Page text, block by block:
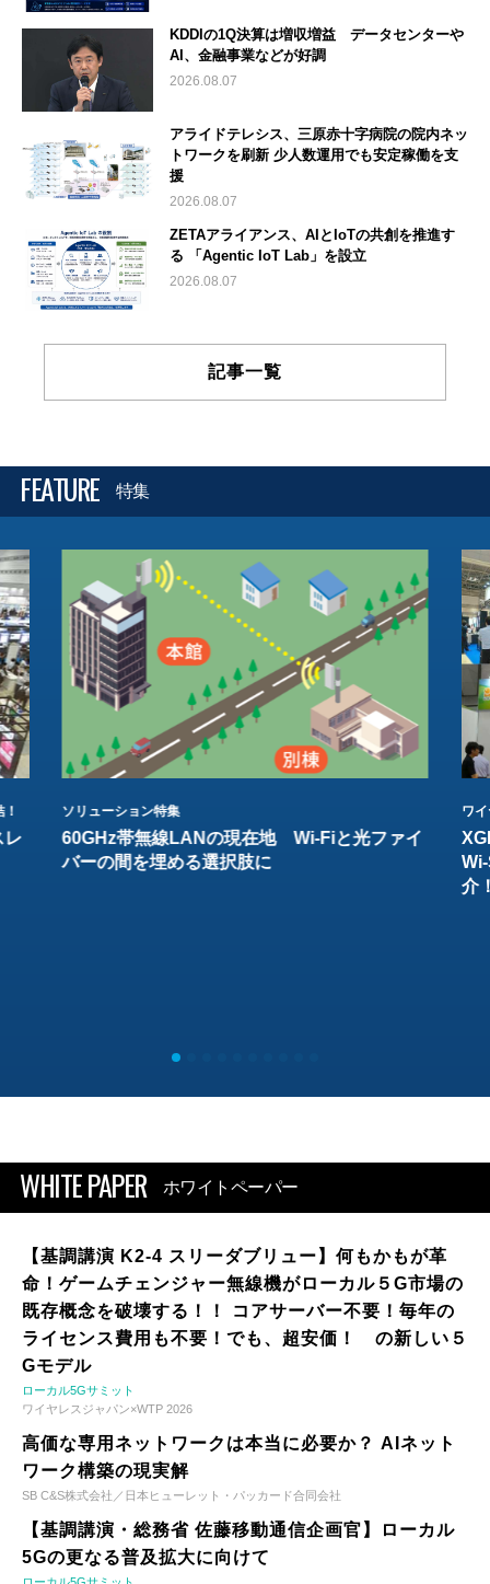
KDDIの1Q決算は増収増益 データセンターや
AI、金融事業などが好調
2026.08.07
アライドテレシス、三原赤十字病院の院内ネッ
トワークを刷新 少人数運用でも安定稼働を支
援
2026.08.07
ZETAアライアンス、AIとIoTの共創を推進す
る 「Agentic IoT Lab」を設立
2026.08.07
記事一覧
FEATURE 特集
レ
ソリューション特集
60GHz帯無線LANの現在地 Wi-Fiと光ファイ
バーの間を埋める選択肢に
ワ
介
WHITE PAPER ホワイトペーパー
【基調講演 K2-4 スリーダブリュー】何もかもが革
命！ゲームチェンジャー無線機がローカル５G市場の
既存概念を破壊する！！ コアサーバー不要！毎年の
ライセンス費用も不要！でも、超安価！ の新しい５
Gモデル
ローカル5Gサミット
ワイヤレスジャパン×WTP 2026
高価な専用ネットワークは本当に必要か？ AIネット
ワーク構築の現実解
SB C&S株式会社／日本ヒューレット・パッカード合同会社
【基調講演・総務省 佐藤移動通信企画官】ローカル
5Gの更なる普及拡大に向けて
ローカル5Gサミット